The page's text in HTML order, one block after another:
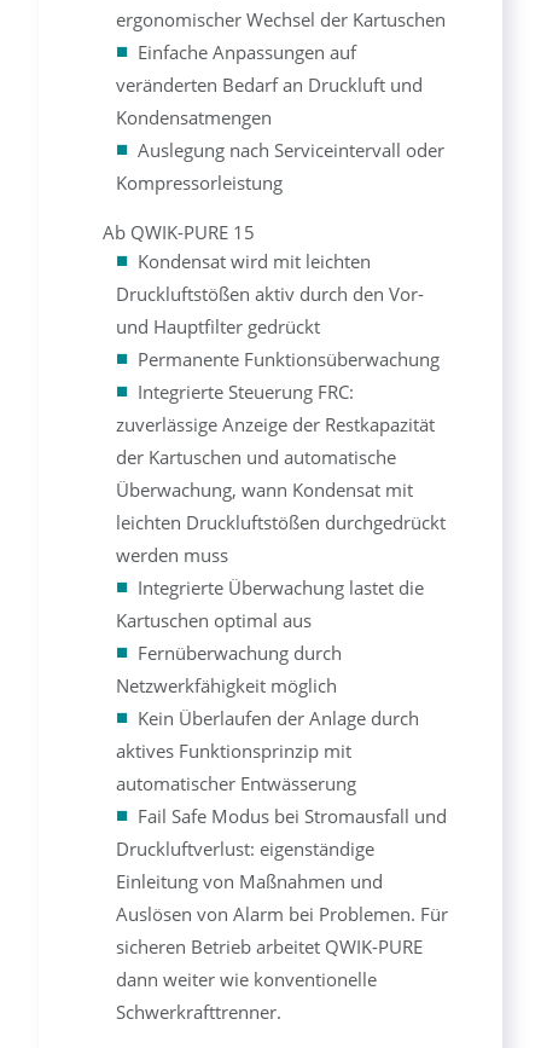
ergonomischer Wechsel der Kartuschen
Einfache Anpassungen auf
veränderten Bedarf an Druckluft und
Kondensatmengen
Auslegung nach Serviceintervall oder
Kompressorleistung
Ab QWIK-PURE 15
Kondensat wird mit leichten
Druckluftstößen aktiv durch den Vor-
und Hauptfilter gedrückt
Permanente Funktionsüberwachung
Integrierte Steuerung FRC:
zuverlässige Anzeige der Restkapazität
der Kartuschen und automatische
Überwachung, wann Kondensat mit
leichten Druckluftstößen durchgedrückt
werden muss
Integrierte Überwachung lastet die
Kartuschen optimal aus
Fernüberwachung durch
Netzwerkfähigkeit möglich
Kein Überlaufen der Anlage durch
aktives Funktionsprinzip mit
automatischer Entwässerung
Fail Safe Modus bei Stromausfall und
Druckluftverlust: eigenständige
Einleitung von Maßnahmen und
Auslösen von Alarm bei Problemen. Für
sicheren Betrieb arbeitet QWIK-PURE
dann weiter wie konventionelle
Schwerkrafttrenner.